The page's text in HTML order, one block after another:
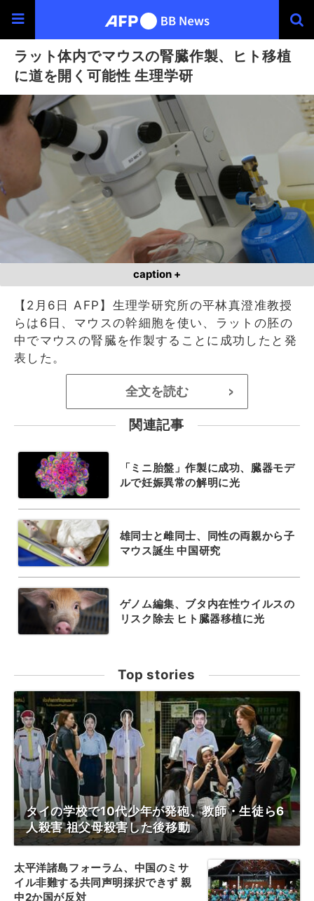
ラット体内でマウスの腎臓作製、ヒト移植
に道を開く可能性 生理学研
caption +
【2月6日 AFP】生理学研究所の平林真澄准教授
らは6日、マウスの幹細胞を使い、ラットの胚の
中でマウスの腎臓を作製することに成功したと発
表した。
全文を読む >
関連記事
「ミニ胎盤」作製に成功、臓器モデ
ルで妊娠異常の解明に光
雄同士と雌同士、同性の両親から子
マウス誕生 中国研究
ゲノム編集、ブタ内在性ウイルスの
リスク除去 ヒト臓器移植に光
Top stories
タイの学校で10代少年が発砲、教師・生徒ら6
人殺害 祖父母殺害した後移動
太平洋諸島フォーラム、中国のミサ
イル非難する共同声明採択できず 親
中2か国が反対